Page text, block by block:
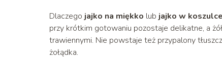
Dlaczego jajko na miękko lub jajko w koszulce
przy krótkim gotowaniu pozostaje delikatne, a
trawiennymi. Nie powstaje też przypalony
żołądka.